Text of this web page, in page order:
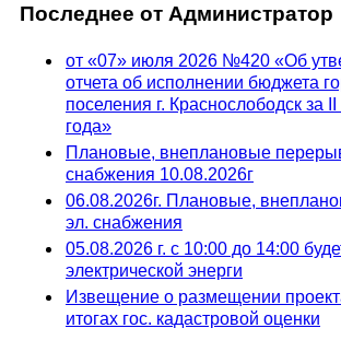
Последнее от Администратор
от «07» июля 2026 №420 «Об
отчета об исполнении бюджета
поселения г. Краснослободск за
года»
Плановые, внеплановые
снабжения 10.08.2026г
06.08.2026г. Плановые,
эл. снабжения
05.08.2026 г. с 10:00 до 14:00
электрической энерги
Извещение о размещении
итогах гос. кадастровой оценки